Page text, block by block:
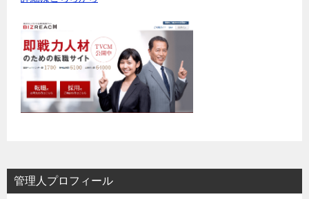
管理人プロフィール